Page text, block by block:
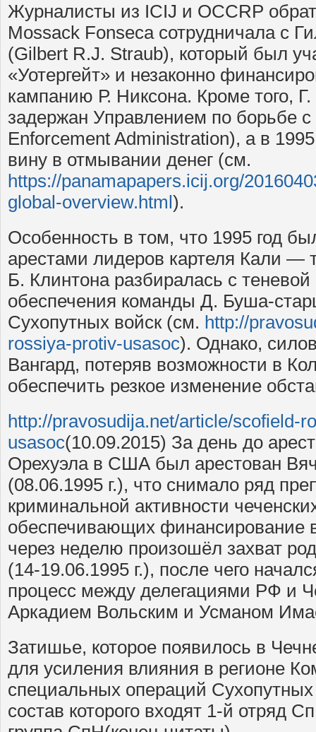
Журналисты из ICIJ и OCCRP
Mossack Fonseca сотрудничала с
(Gilbert R.J. Straub), который был
«Уотергейт» и незаконно
кампанию Р. Никсона. Кроме того,
задержан Управлением по борьбе
Enforcement Administration), а в
вину в отмывании денег (см.
https://panamapapers.icij.org/
global-overview.html).
Особенность в том, что 1995 год
арестами лидеров картеля Кали —
Б. Клинтона разбиралась с
обеспечения команды Д. Буша-
Сухопутных войск (см. http://
rossiya-protiv-usasoc). Однако,
Вангард, потеряв возможности в
обеспечить резкое изменение
http://pravosudija.net/article/scofield-
usasoc(10.09.2015) За день до
Орехуэла в США был арестован
(08.06.1995 г.), что снимало ряд
криминальной активности
обеспечивающих финансирование
через неделю произошёл захват
(14-19.06.1995 г.), после чего
процесс между делегациями РФ и
Аркадием Вольским и Усманом
Затишье, которое появилось в
для усиления влияния в регионе
специальных операций
состав которого входят 1-й отряд